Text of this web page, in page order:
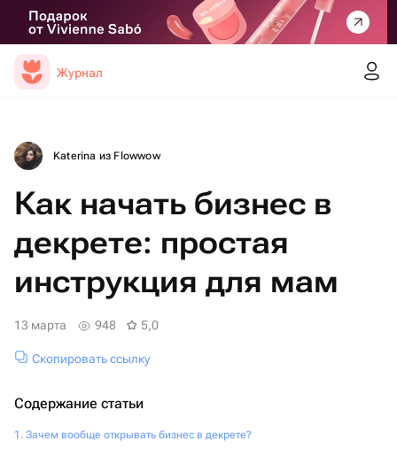
Журнал
Katerina из Flowwow
Как начать бизнес в
декрете: простая
инструкция для мам
13 марта 948 5,0
Скопировать ссылку
Содержание статьи
Зачем вообще открывать бизнес в декрете?